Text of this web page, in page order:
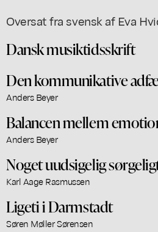
Oversat fra svensk af Eva
Dansk musiktidsskrift
Den kommunikative
Anders Beyer
Balancen mellem
Anders Beyer
Noget uudsigelig
Karl Aage Rasmussen
Ligeti i Darmstadt
Søren Møller Sørensen